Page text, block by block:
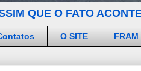
QUE O FATO
O SITE FRAM